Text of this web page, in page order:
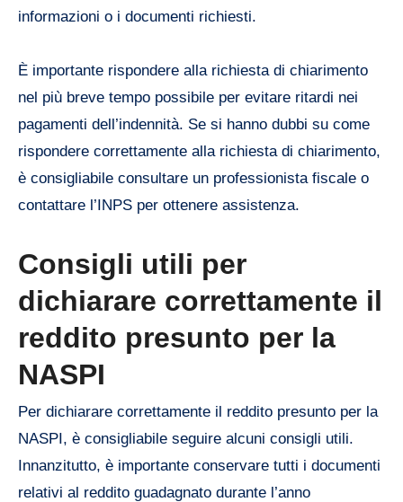
informazioni o i documenti richiesti.
È importante rispondere alla richiesta di chiarimento
nel più breve tempo possibile per evitare ritardi nei
pagamenti dell’indennità. Se si hanno dubbi su come
rispondere correttamente alla richiesta di chiarimento,
è consigliabile consultare un professionista fiscale o
contattare l’INPS per ottenere assistenza.
Consigli utili per
dichiarare correttamente il
reddito presunto per la
NASPI
Per dichiarare correttamente il reddito presunto per la
NASPI, è consigliabile seguire alcuni consigli utili.
Innanzitutto, è importante conservare tutti i documenti
relativi al reddito guadagnato durante l’anno